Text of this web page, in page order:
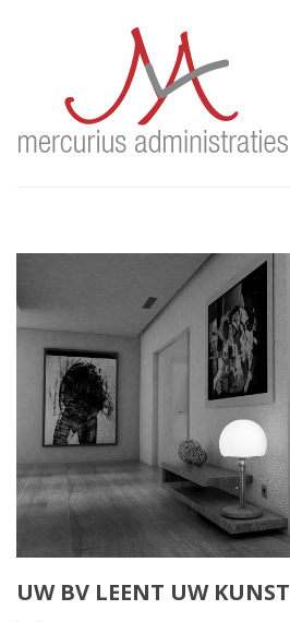
UW BV LEENT UW KUNST